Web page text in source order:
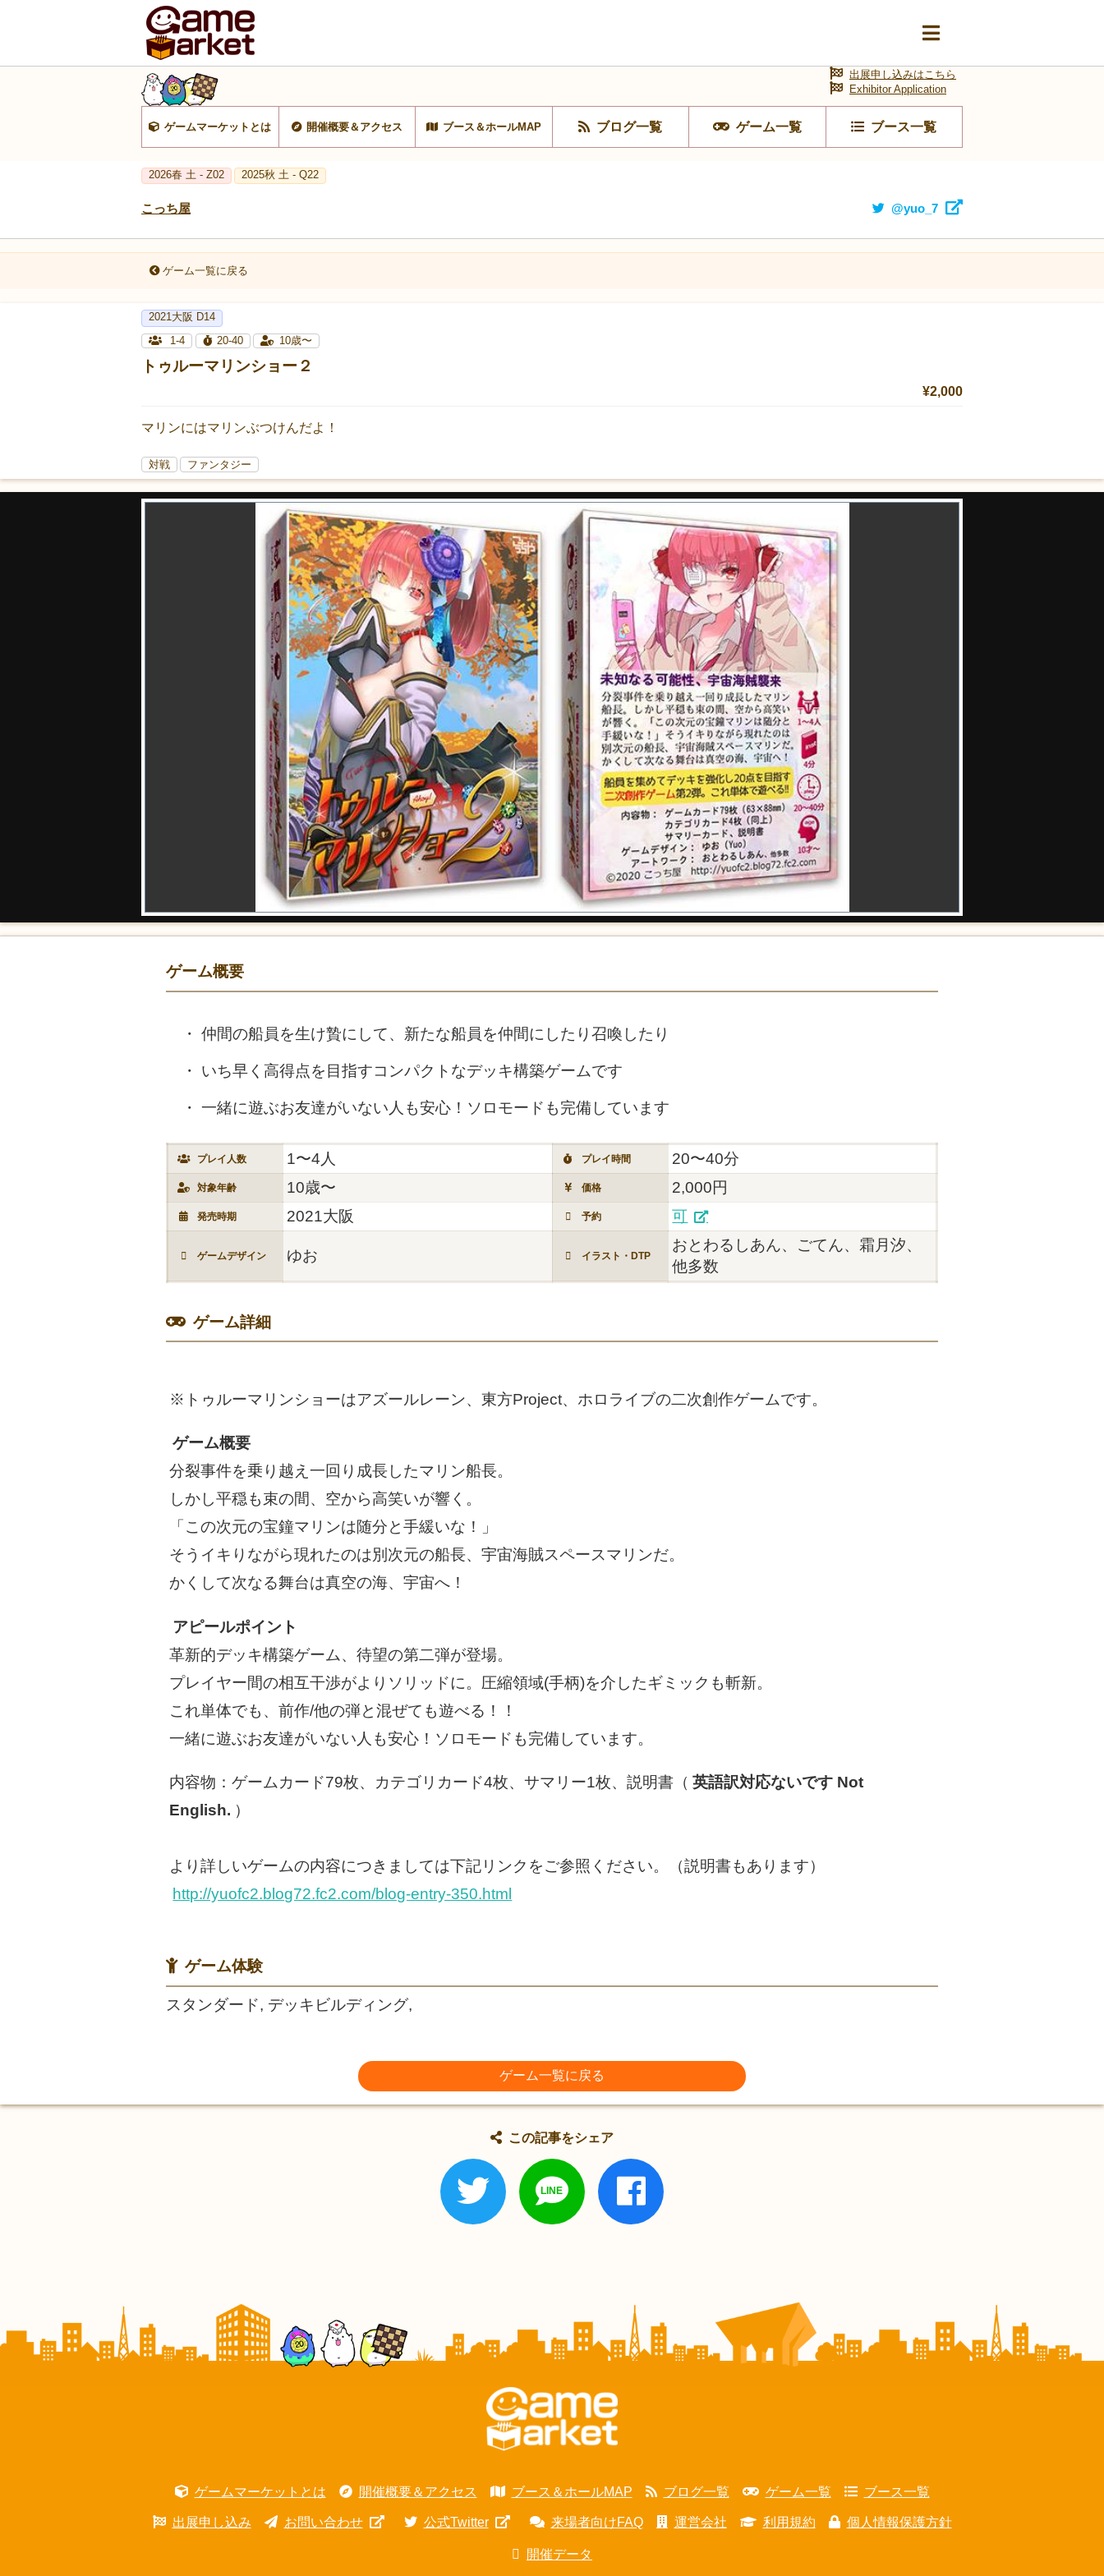
ゲームマーケットとは 開催概要＆アクセス ブース＆ホールMAP ブログ一覧 ゲーム一覧 ブース一覧
出展申し込みはこちら
Exhibitor Application
2026春 土 - Z02 2025秋 土 - Q22
こっち屋 @yuo_7
ゲーム一覧に戻る
2021大阪 D14
1-4
20-40 10歳〜
トゥルーマリンショー２
¥2,000
マリンにはマリンぶつけんだよ！
対戦 ファンタジー
ゲーム概要
仲間の船員を生け贄にして、新たな船員を仲間にしたり召喚したり
いち早く高得点を目指すコンパクトなデッキ構築ゲームです
一緒に遊ぶお友達がいない人も安心！ソロモードも完備しています
プレイ人数 1〜4人 プレイ時間 20〜40分
対象年齢 10歳〜 価格 2,000円
発売時期 2021大阪 予約 可
ゲームデザイン ゆお イラスト・DTP
おとわるしあん、ごてん、霜月汐、
他多数
ゲーム詳細
※トゥルーマリンショーはアズールレーン、東方Project、ホロライブの二次創作ゲームです。
ゲーム概要
分裂事件を乗り越え一回り成長したマリン船長。
しかし平穏も束の間、空から高笑いが響く。
「この次元の宝鐘マリンは随分と手緩いな！」
そうイキりながら現れたのは別次元の船長、宇宙海賊スペースマリンだ。
かくして次なる舞台は真空の海、宇宙へ！
アピールポイント
革新的デッキ構築ゲーム、待望の第二弾が登場。
プレイヤー間の相互干渉がよりソリッドに。圧縮領域(手柄)を介したギミックも斬新。
これ単体でも、前作/他の弾と混ぜても遊べる！！
一緒に遊ぶお友達がいない人も安心！ソロモードも完備しています。
内容物：ゲームカード79枚、カテゴリカード4枚、サマリー1枚、説明書（ 英語訳対応ないです Not
English. ）
より詳しいゲームの内容につきましては下記リンクをご参照ください。（説明書もあります）
http://yuofc2.blog72.fc2.com/blog-entry-350.html
ゲーム体験
スタンダード, デッキビルディング,
ゲーム一覧に戻る
この記事をシェア
ゲームマーケットとは 開催概要＆アクセス ブース＆ホールMAP ブログ一覧 ゲーム一覧 ブース一覧
出展申し込み お問い合わせ 公式Twitter 来場者向けFAQ 運営会社 利用規約 個人情報保護方針
開催データ